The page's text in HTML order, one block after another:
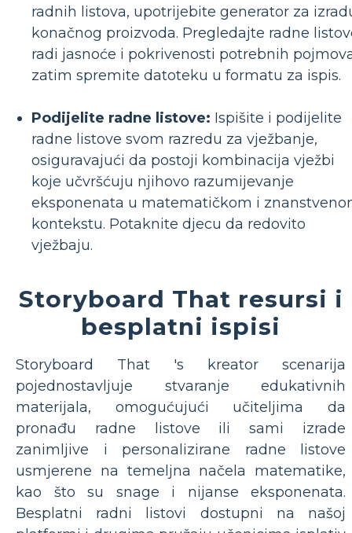
radnih listova, upotrijebite generator za
konačnog proizvoda. Pregledajte radne
radi jasnoće i pokrivenosti potrebnih
zatim spremite datoteku u formatu za ispis.
Podijelite radne listove: Ispišite i podijelite
radne listove svom razredu za vježbanje,
osiguravajući da postoji kombinacija vježbi
koje učvršćuju njihovo razumijevanje
eksponenata u matematičkom i
kontekstu. Potaknite djecu da redovito
vježbaju.
Storyboard That resursi i
besplatni ispisi
Storyboard That 's kreator scenarija
pojednostavljuje stvaranje edukativnih
materijala, omogućujući učiteljima da
pronađu radne listove ili sami izrade
zanimljive i personalizirane radne listove
usmjerene na temeljna načela matematike,
kao što su snage i nijanse eksponenata.
Besplatni radni listovi dostupni na našoj